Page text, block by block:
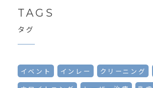
TAGS
タグ
イベント インレー クリーニング